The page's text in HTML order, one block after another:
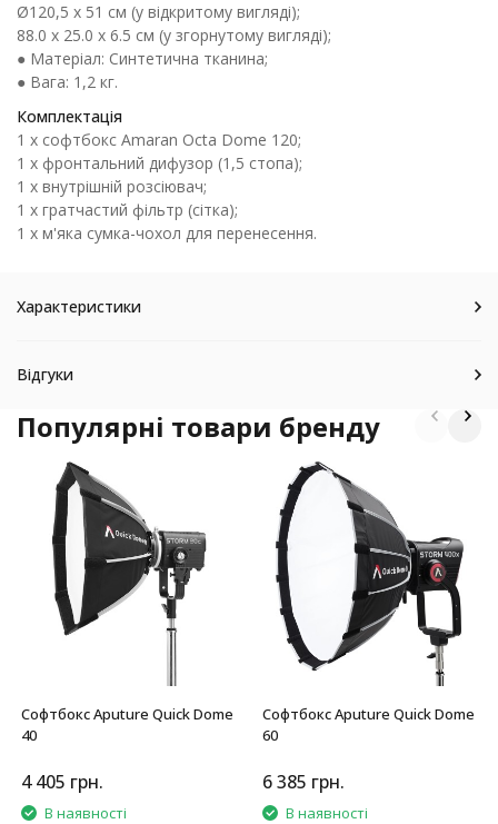
Ø120,5 x 51 см (у відкритому вигляді);
88.0 x 25.0 x 6.5 см (у згорнутому вигляді);
● Матеріал: Синтетична тканина;
● Вага: 1,2 кг.
Комплектація
1 х софтбокс Amaran Octa Dome 120;
1 х фронтальний дифузор (1,5 стопа);
1 х внутрішній розсіювач;
1 х гратчастий фільтр (сітка);
1 х м'яка сумка-чохол для перенесення.
Характеристики
Відгуки
Популярні товари бренду
Софтбокс Aputure Quick Dome
40
4 405 грн.
В наявності
Софтбокс Aputure Quick Dome
60
6 385 грн.
В наявності